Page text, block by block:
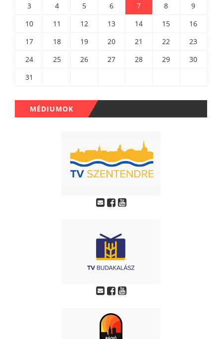
3 4 5 6 7 8
9
10
11 12 13 14 15
16
17
18 19 20 21 22
23
24
25 26 27 28 29
30
31
MÉDIUMOK